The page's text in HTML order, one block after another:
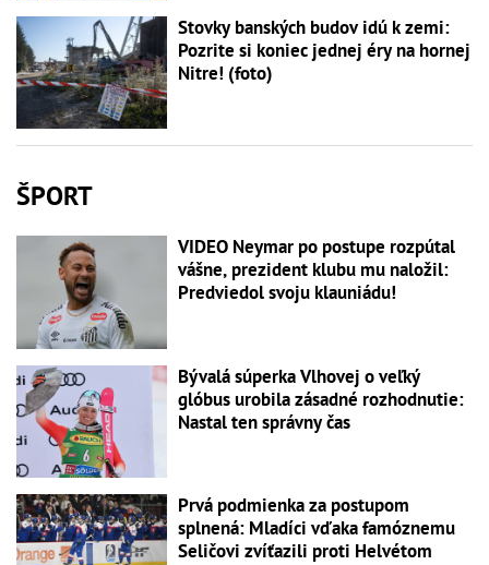
Stovky banských budov idú k zemi:
Pozrite si koniec jednej éry na hornej
Nitre! (foto)
ŠPORT
VIDEO Neymar po postupe rozpútal
vášne, prezident klubu mu naložil:
Predviedol svoju klauniádu!
Bývalá súperka Vlhovej o veľký
glóbus urobila zásadné rozhodnutie:
Nastal ten správny čas
Prvá podmienka za postupom
splnená: Mladíci vďaka famóznemu
Seličovi zvíťazili proti Helvétom